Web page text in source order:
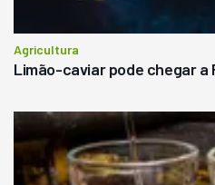
Agricultura
Limão-caviar pode chegar a